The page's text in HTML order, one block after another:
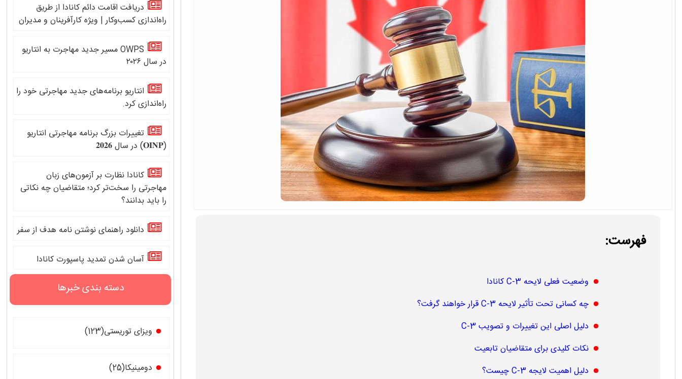
فهرست:
وضعیت فعلی لایحه C-3 کانادا
چه کسانی تحت تأثیر لایحه C-3 قرار خواهند گرفت؟
دلیل اصلی این تغییرات و تصویب C-3
نکات کلیدی برای متقاضیان تابعیت
دلیل اهمیت لایجه C-3 چیست؟
دریافت اقامت دائم کانادا از طریق
راه‌اندازی کسب‌وکار | ویژه کارآفرینان و مدیران
OWPS مسیر جدید مهاجرت به انتاریو
در سال ۲۰۲۶
انتاریو برنامه‌های جدید مهاجرتی خود را
راه‌اندازی کرد.
تغییرات بزرگ برنامه مهاجرتی انتاریو
(𝐎𝐈𝐍𝐏) در سال 𝟐𝟎𝟐𝟔
کانادا نظارت بر آزمون‌های زبان
مهاجرتی را سخت‌تر کرد؛ متقاضیان چه نکاتی
را باید بدانند؟
دانلود راهنمای نوشتن نامه هدف از سفر
آسان شدن تمدید پاسپورت کانادا
دسته بندی خبرها
ویزای توریستی(123)
دومینیکا(25)